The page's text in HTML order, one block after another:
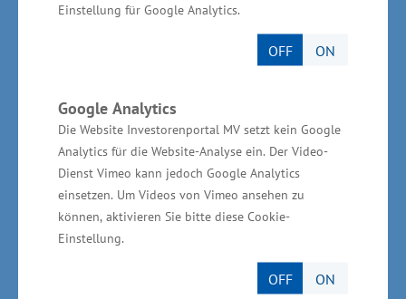
Einstellung für Google Analytics.
OFF ON
Google Analytics
Die Website Investorenportal MV setzt kein Google
Analytics für die Website-Analyse ein. Der Video-
Dienst Vimeo kann jedoch Google Analytics
einsetzen. Um Videos von Vimeo ansehen zu
können, aktivieren Sie bitte diese Cookie-
Einstellung.
OFF ON
vergangenen Jahren qualitäts- und
umweltbewusster geworden, auch die
unkomplizierte Buchung auf den
Dazu zählen die Online-Buchbarkeit sowie eine
bequeme Abwicklung der Reise vor Ort.
Camping ist dabei weit mehr, als ein Zelt auf
einem dafür vorgesehenen Platz aufzustellen.
Mecklenburg-Vorpommern war und ist bei
Entwicklungen im Campingbereich innovativ
und kann auf vielen Campingplätzen des